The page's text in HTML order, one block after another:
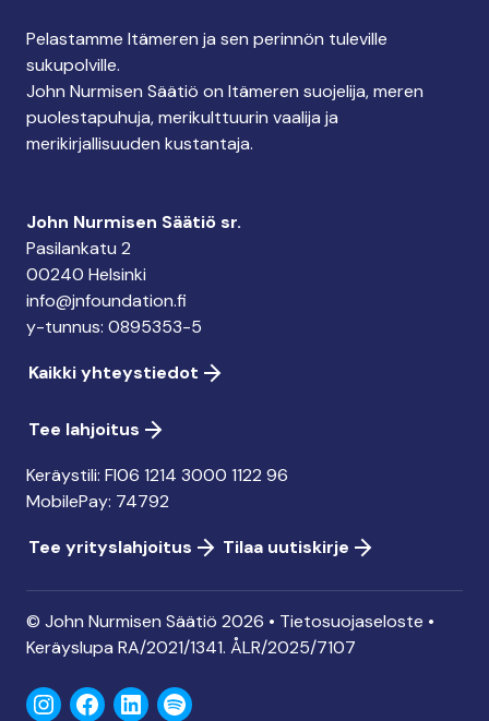
Pelastamme Itämeren ja sen perinnön tuleville
sukupolville.
John Nurmisen Säätiö on Itämeren suojelija, meren
puolestapuhuja, merikulttuurin vaalija ja
merikirjallisuuden kustantaja.
John Nurmisen Säätiö sr.
Pasilankatu 2
00240 Helsinki
info@jnfoundation.fi
y-tunnus: 0895353-5
Kaikki yhteystiedot
Tee lahjoitus
Keräystili: FI06 1214 3000 1122 96
MobilePay: 74792
Tee yrityslahjoitus
Tilaa uutiskirje
© John Nurmisen Säätiö 2026 • Tietosuojaseloste •
Keräyslupa RA/2021/1341. ÅLR/2025/7107
InstagramFacebook
LinkedInSpotify